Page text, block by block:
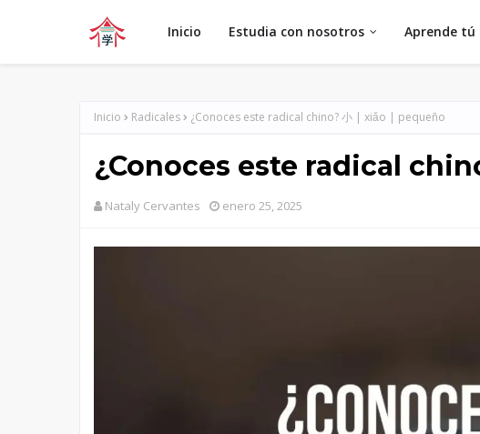
Inicio Estudia con nosotros Aprende tú
Inicio Radicales ¿Conoces este radical chino? 小 | xiǎo | pequeño
¿Conoces este radical
Nataly Cervantes enero 25, 2025